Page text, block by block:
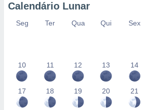
Calendário Lunar
Seg Ter Qua Qui Sex
10 11 12 13 14
17 18 19 20 21